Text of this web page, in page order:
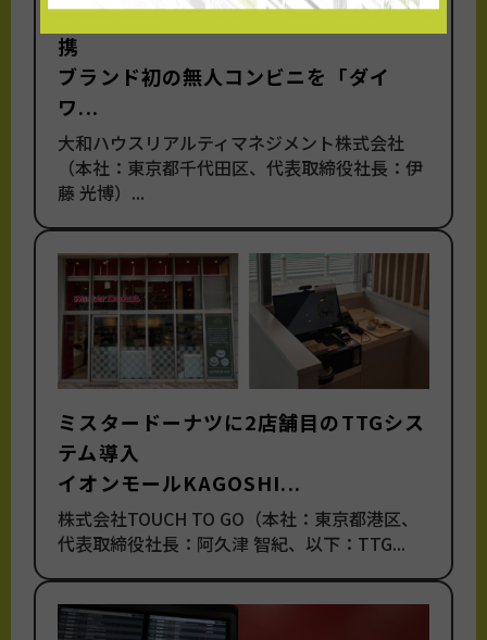
ダイワロイネットホテルズとTTGが連
携
ブランド初の無人コンビニを「ダイ
ワ...
大和ハウスリアルティマネジメント株式会社
（本社：東京都千代田区、代表取締役社長：伊
藤 光博）...
ミスタードーナツに2店舗目のTTGシス
テム導入
イオンモールKAGOSHI...
株式会社TOUCH TO GO（本社：東京都港区、
代表取締役社長：阿久津 智紀、以下：TTG...